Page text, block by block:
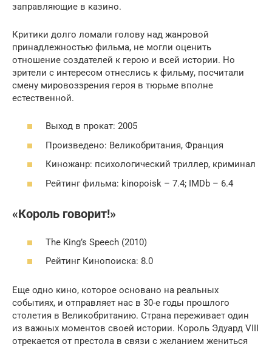
заправляющие в казино.
Критики долго ломали голову над жанровой
принадлежностью фильма, не могли оценить
отношение создателей к герою и всей истории. Но
зрители с интересом отнеслись к фильму, посчитали
смену мировоззрения героя в тюрьме вполне
естественной.
Выход в прокат: 2005
Произведено: Великобритания, Франция
Киножанр: психологический триллер, криминал
Рейтинг фильма: kinopoisk – 7.4; IMDb – 6.4
«Король говорит!»
The King’s Speech (2010)
Рейтинг Кинопоиска: 8.0
Еще одно кино, которое основано на реальных
событиях, и отправляет нас в 30-е годы прошлого
столетия в Великобританию. Страна переживает один
из важных моментов своей истории. Король Эдуард VIII
отрекается от престола в связи с желанием жениться